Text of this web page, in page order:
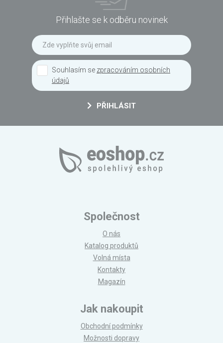
Přihlašte se k odběru novinek
Souhlasím se zpracováním osobních
údajů
PŘIHLÁSIT
Společnost
O nás
Katalog produktů
Volná místa
Kontakty
Magazín
Jak nakoupit
Obchodní podmínky
Možnosti dopravy